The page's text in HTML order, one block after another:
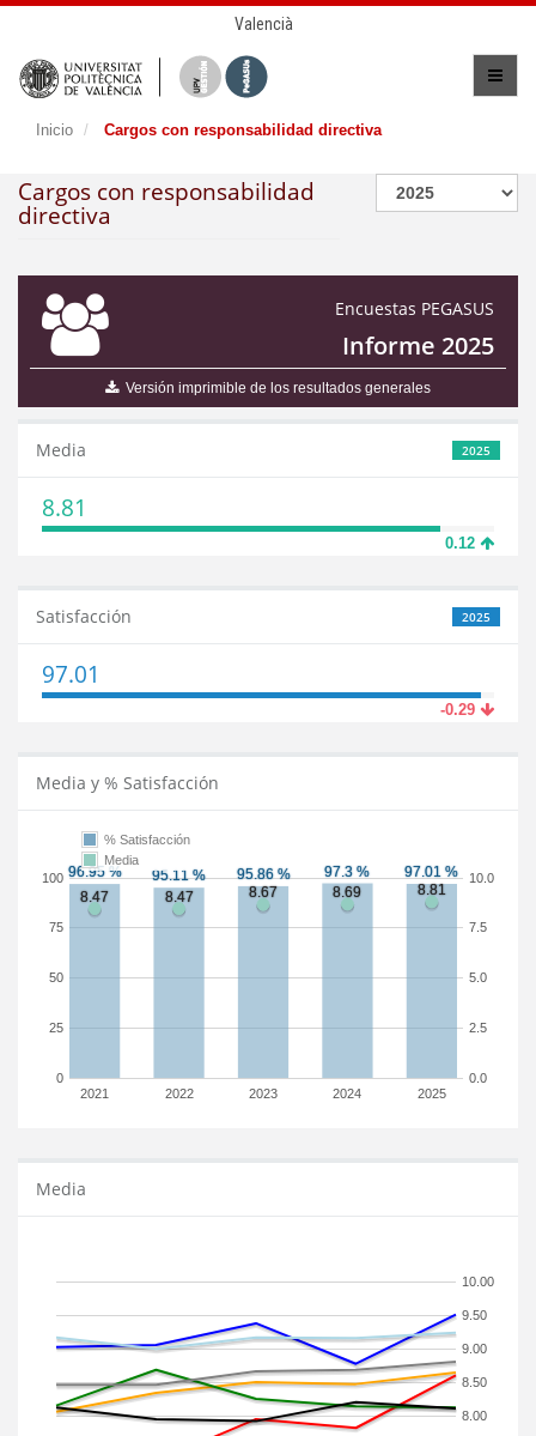
Valencià
Inicio Cargos con responsabilidad directiva
Cargos con responsabilidad
directiva
Encuestas PEGASUS
Informe 2025
Versión imprimible de los resultados generales
2025
Media
8.81
0.12
2025
Satisfacción
97.01
-0.29
Media y % Satisfacción
2021 2022 2023 2024 2025
0
25
50
75
100
0.0
2.5
5.0
7.5
10.0
% Satisfacción
Media
Media
8.00
8.50
9.00
9.50
10.00